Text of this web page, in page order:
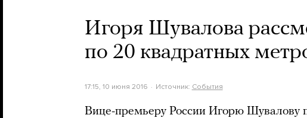
Игоря Шувалова
по 20 квадратных
17:15, 10 июня 2016 Источник: События
Вице-премьеру России Игорю Шувалову